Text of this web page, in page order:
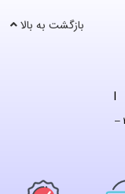
ولیعصر – خیابان شیخ فضل الله نوری – پلاک ۳۰۰ –
بازگشت به بالا